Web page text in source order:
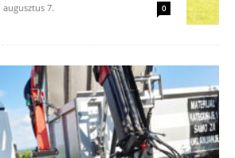
augusztus 7. 0